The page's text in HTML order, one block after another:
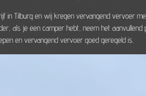
in Tilburg en wij kregen vervangend vervoer
als je een camper hebt, neem het
en vervangend vervoer goed geregeld is.